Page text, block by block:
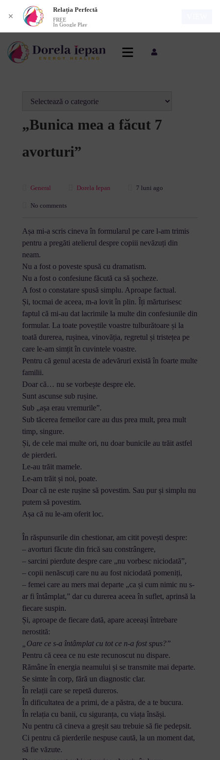
„Bunica mea a făcut 7
avorturi”
General Dorela Iepan 7 luni ago
No comments
Așa mi-a scris cineva în formularul pe care l-am trimis
pentru a pregăti atelierul despre copiii nevăzuți din
neam.
Nu a fost o poveste spusă cu dramatism.
Nu a fost o confesiune făcută ca să șocheze.
A fost o constatare spusă simplu. Aproape factual.
Și, tocmai de aceea, m-a lovit în plin. Îți mărturisesc
faptul că mi-au dat lacrimile la multe din confesiunile din
formular. La toate poveștile voastre tulburătoare și la
toată durerea, rușinea, vinovăția, regretul și tristețea pe
care le-am simțit în cuvintele voastre.
Pentru că genul acesta de adevăruri există în foarte multe
familii.
Doar că… nu se vorbește despre ele.
Sunt ascunse sub rușine.
Sub „așa erau vremurile”.
Sub tăcerea femeilor care au dus prea mult, prea mult
timp, singure.
Și, de cele mai multe ori, nu doar bunicile au trăit astfel
de pierderi.
Le-au trăit mamele.
Le-am trăit și noi, poate.
Doar că ne este rușine să povestim. Sau pur și simplu nu
putem să povestim.
Așa că nu le-am oferit loc.
În răspunsurile din chestionar, am citit povești despre:
– avorturi făcute din frică sau constrângere,
– sarcini pierdute despre care „nu vorbesc niciodată”,
– copii nenăscuți care nu au fost niciodată pomeniți,
– femei care au mers mai departe „ca și cum nimic nu s-
ar fi întâmplat,” dar cu durerea aceea în suflet, aprinsă la
fiecare suspin.
Și, aproape de fiecare dată, apare aceeași întrebare
nerostită:
„Oare ce s-a întâmplat cu tot ce n-a fost spus?”
Pentru că ceea ce nu este recunoscut nu dispare.
Rămâne în energia neamului și se transmite mai departe.
Se simte în corp, fără un diagnostic clar.
În relații care se repetă dureros.
În dificultatea de a primi, de a păstra, de a te bucura.
În relația cu banii, cu siguranța, cu viața însăși.
Nu pentru că cineva a greșit sau trebuie să fie pedepsit.
Ci pentru că pierderile nespuse caută, la un moment dat,
să fie văzute.
✕
Relația Perfectă
FREE
In Google Play